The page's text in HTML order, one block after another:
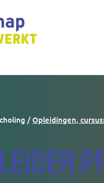
Opleidingen,